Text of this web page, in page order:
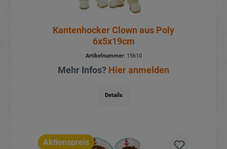
Kantenhocker Clown aus Poly
6x5x19cm
Artikelnummer:15610
Mehr Infos? Hier anmelden
Details
Aktionspreis